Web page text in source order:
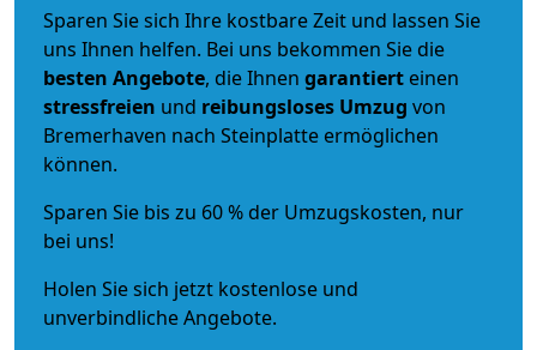
Sparen Sie sich Ihre kostbare Zeit und lassen Sie
uns Ihnen helfen. Bei uns bekommen Sie die
besten Angebote, die Ihnen garantiert einen
stressfreien und reibungsloses Umzug von
Bremerhaven nach Steinplatte ermöglichen
können.
Sparen Sie bis zu 60 % der Umzugskosten, nur
bei uns!
Holen Sie sich jetzt kostenlose und
unverbindliche Angebote.